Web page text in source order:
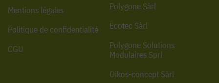
Mentions légales
Politique de confidentialité
CGU
Polygone Sàrl
Ecotec Sàrl
Polygone Solutions
Modulaires Sprl
Oikos-concept Sàrl